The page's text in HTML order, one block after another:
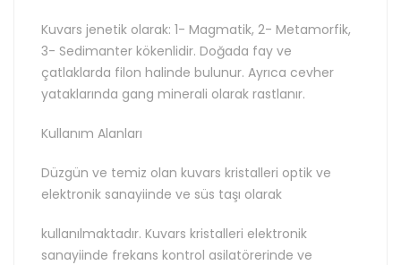
Kuvars jenetik olarak: 1- Magmatik, 2- Metamorfik,
3- Sedimanter kökenlidir. Doğada fay ve
çatlaklarda filon halinde bulunur. Ayrıca cevher
yataklarında gang minerali olarak rastlanır.
Kullanım Alanları
Düzgün ve temiz olan kuvars kristalleri optik ve
elektronik sanayiinde ve süs taşı olarak
kullanılmaktadır. Kuvars kristalleri elektronik
sanayiinde frekans kontrol asilatörerinde ve